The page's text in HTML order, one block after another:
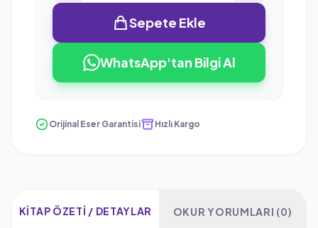
Sepete Ekle
WhatsApp'tan Bilgi Al
Orijinal Eser Garantisi Hızlı Kargo
KITAP ÖZETI / DETAYLAR OKUR YORUMLARI (0)